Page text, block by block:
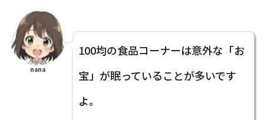
nana
100均の食品コーナーは意外な「お
宝」が眠っていることが多いです
よ。